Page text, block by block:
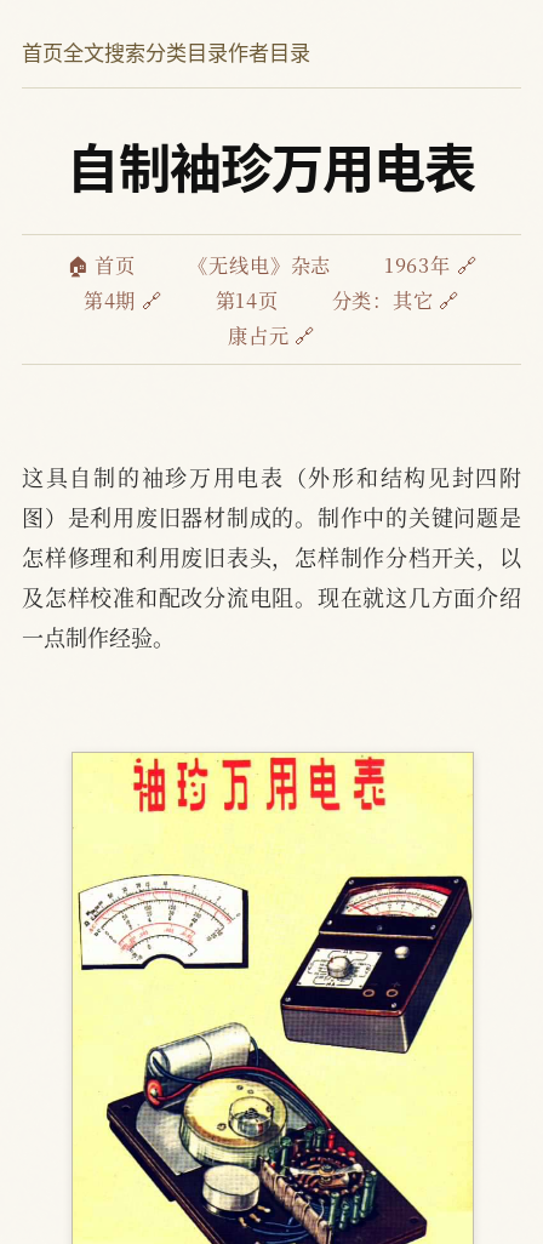
首页全文搜索分类目录作者目录
自制袖珍万用电表
🏠 首页 《无线电》杂志
1963年 🔗
第4期 🔗
第14页 分类： 其它 🔗
康占元 🔗
这具自制的袖珍万用电表（外形和结构见封四附
图）是利用废旧器材制成的。制作中的关键问题是
怎样修理和利用废旧表头，怎样制作分档开关，以
及怎样校准和配改分流电阻。现在就这几方面介绍
一点制作经验。